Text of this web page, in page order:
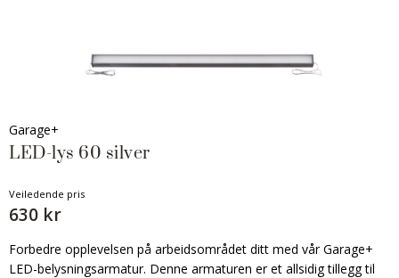
Garage+
LED-lys 60 silver
Veiledende pris
630 kr
Forbedre opplevelsen på arbeidsområdet ditt med vår Garage+
LED-belysningsarmatur. Denne armaturen er et allsidig tillegg til